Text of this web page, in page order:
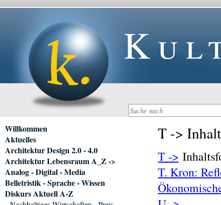
T ->
T ->
T. Kron:
Navigation
überspringen
Willkommen
Aktuelles
Architektur Design 2.0 - 4.0
Architektur Lebensraum A_Z ->
Analog - Digital - Media
Belletristik - Sprache - Wissen
Diskurs Aktuell A-Z